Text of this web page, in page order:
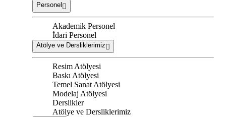
Personel
Akademik Personel
İdari Personel
Atölye ve Dersliklerimiz
Resim Atölyesi
Baskı Atölyesi
Temel Sanat Atölyesi
Modelaj Atölyesi
Derslikler
Atölye ve Dersliklerimiz